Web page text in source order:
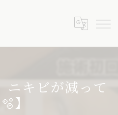
ニキビが減って
】